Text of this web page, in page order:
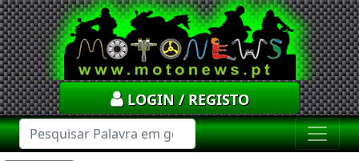
LOGIN / REGISTO